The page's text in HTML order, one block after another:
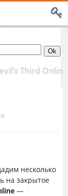
Third Online
несколько
на закрытое
—